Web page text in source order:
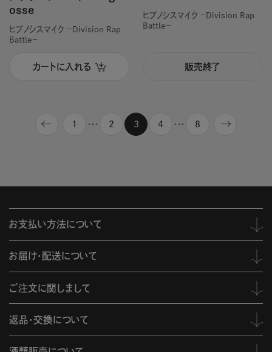
osse
ヒプノシスマイク －Division Rap
Battle－
カートに入れる
ヒプノシスマイク －Division Rap
Battle－
販売終了
1 ・・・ 2 3 4 ・・・ 8
お支払い方法について
お届け・配送について
ご注文に関しまして
返品・交換について